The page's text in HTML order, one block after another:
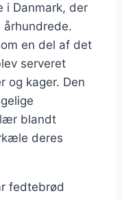
i Danmark, der
en del af det
serveret
og kager. Den
blandt
deres
fedtebrød